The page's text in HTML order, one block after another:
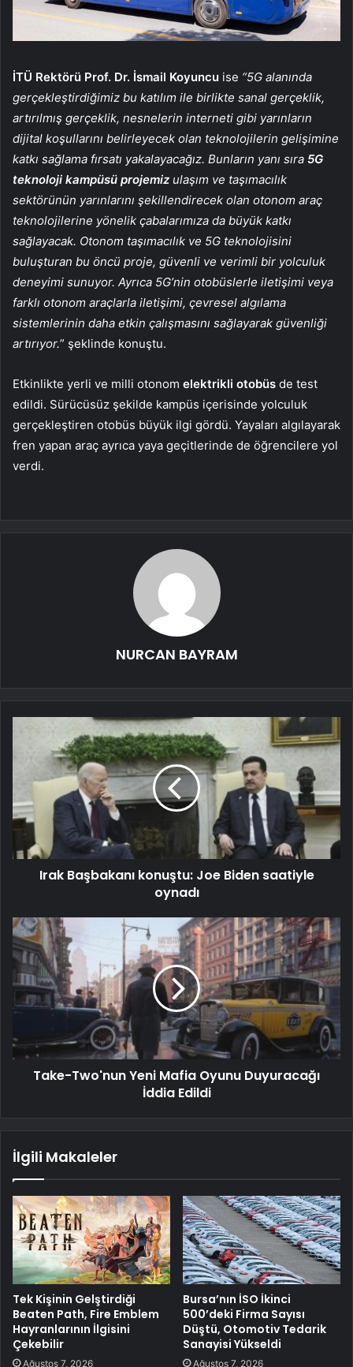
İTÜ Rektörü Prof. Dr. İsmail Koyuncu ise “5G alanında
gerçekleştirdiğimiz bu katılım ile birlikte sanal gerçeklik,
artırılmış gerçeklik, nesnelerin interneti gibi yarınların
dijital koşullarını belirleyecek olan teknolojilerin gelişimine
katkı sağlama fırsatı yakalayacağız. Bunların yanı sıra 5G
teknoloji kampüsü projemiz ulaşım ve taşımacılık
sektörünün yarınlarını şekillendirecek olan otonom araç
teknolojilerine yönelik çabalarımıza da büyük katkı
sağlayacak. Otonom taşımacılık ve 5G teknolojisini
buluşturan bu öncü proje, güvenli ve verimli bir yolculuk
deneyimi sunuyor. Ayrıca 5G’nin otobüslerle iletişimi veya
farklı otonom araçlarla iletişimi, çevresel algılama
sistemlerinin daha etkin çalışmasını sağlayarak güvenliği
artırıyor.” şeklinde konuştu.
Etkinlikte yerli ve milli otonom elektrikli otobüs de test
edildi. Sürücüsüz şekilde kampüs içerisinde yolculuk
gerçekleştiren otobüs büyük ilgi gördü. Yayaları algılayarak
fren yapan araç ayrıca yaya geçitlerinde de öğrencilere yol
verdi.
NURCAN BAYRAM
Irak Başbakanı konuştu: Joe Biden saatiyle
oynadı
Take-Two'nun Yeni Mafia Oyunu Duyuracağı
İddia Edildi
İlgili Makaleler
Tek Kişinin Gelştirdiği
Beaten Path, Fire Emblem
Hayranlarının İlgisini
Çekebilir
Ağustos 7, 2026
Bursa’nın İSO İkinci
500’deki Firma Sayısı
Düştü, Otomotiv Tedarik
Sanayisi Yükseldi
Ağustos 7, 2026